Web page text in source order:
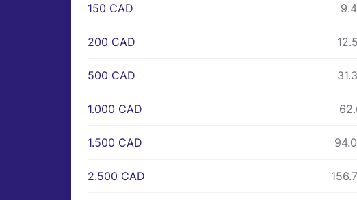
150 CAD
200 CAD
500 CAD
1.000 CAD
1.500 CAD
2.500 CAD